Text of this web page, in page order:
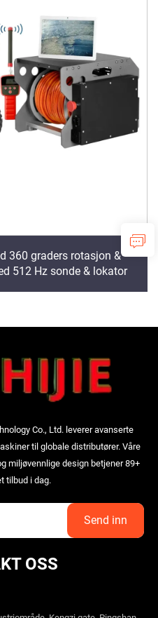
360 graders rotasjon &
512 Hz sonde & lokator
Co., Ltd. leverer avanserte
til globale distributører. Våre
miljøvennlige design betjener 89+
tilbud i dag.
OSS